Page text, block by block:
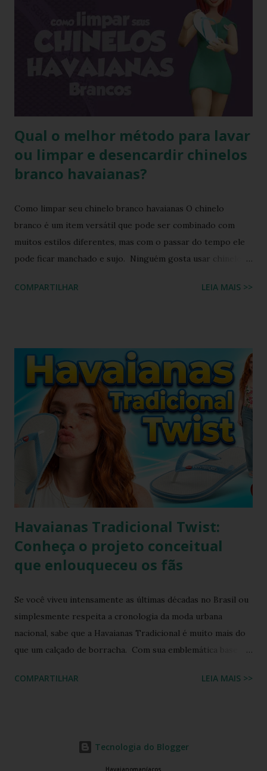
ele está mais justo ao seu pé e se comprar um novo e
medir com o antigo a diferença irá aparecer também,
portanto não se assustem, chinelo de borracha encolhe
chi...
Qual o melhor método para lavar
ou limpar e desencardir chinelos
branco havaianas?
Como limpar seu chinelo branco havaianas O chinelo
branco é um item versátil que pode ser combinado com
muitos estilos diferentes, mas com o passar do tempo ele
pode ficar manchado e sujo. Ninguém gosta usar chinelo
branca ou alguma cor clara, principalmente os chinelos
que um look com chinelo, não é mesmo? Não se preocupe,
existem ótimas técnicas que você pode usar para limpar e
deixar seu chinelo branco brilhando novamente. Aprenda
como fazer isso agora mesmo! Um chinelo que combina
muito bem com peças jeans é o chinelo havaianas modelo
tradicional, o modelo bicolor da havaianas. Principalmente o
modelo na versão branco e azul claro. Como manter
havaianas branca O chinelo branco é uma peça elegante que
combina com quase tudo, mas precisa de um pouco de ...
COMPARTILHAR LEIA MAIS >>
Havaianas Tradicional Twist:
Conheça o projeto conceitual
que enlouqueceu os fãs
Se você viveu intensamente as últimas décadas no Brasil ou
simplesmente respeita a cronologia da moda urbana
nacional, sabe que a Havaianas Tradicional é muito mais do
que um calçado de borracha. Com sua emblemática base
consolidou como o maior ícone cultural das nossas praias,
de calçados? A resposta está em um manifesto de
criatividade digital que está balançando as comunidades de
COMPARTILHAR LEIA MAIS >>
Tecnologia do Blogger